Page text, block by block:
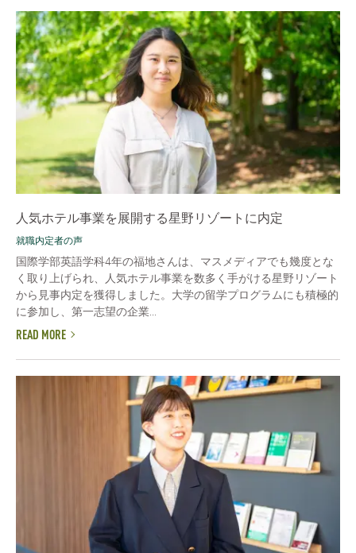
人気ホテル事業を展開する星野リゾートに内定
就職内定者の声
国際学部英語学科4年の福地さんは、マスメディアでも幾度とな
く取り上げられ、人気ホテル事業を数多く手がける星野リゾート
から見事内定を獲得しました。大学の留学プログラムにも積極的
に参加し、第一志望の企業...
READ MORE